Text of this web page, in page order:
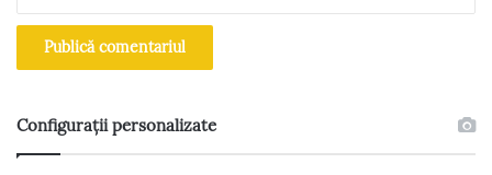
Configurații personalizate